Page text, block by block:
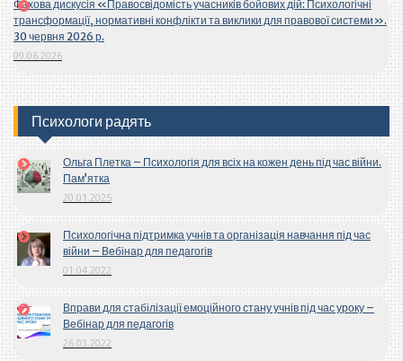
Фахова дискусія «Правосвідомість учасників бойових дій: Психологічні
трансформації, нормативні конфлікти та виклики для правової системи».
30 червня 2026 р.
09.06.2026
Психологи радять
Ольга Плетка – Психологія для всіх на кожен день під час війни.
Пам’ятка
20.01.2025
Психологічна підтримка учнів та організація навчання під час
війни – Вебінар для педагогів
01.04.2022
Вправи для стабілізації емоційного стану учнів під час уроку –
Вебінар для педагогів
26.03.2022